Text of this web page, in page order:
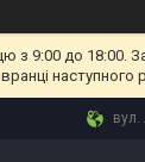
з 9:00 до
вул.